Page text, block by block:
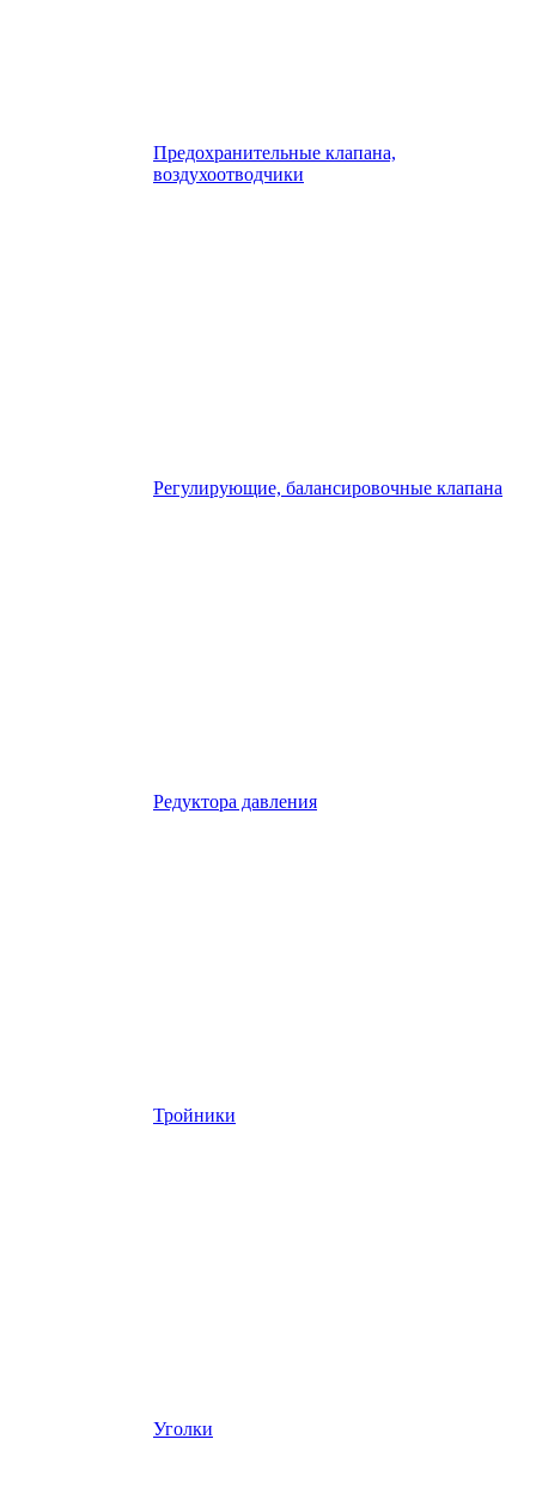
Предохранительные клапана,
воздухоотводчики
Регулирующие, балансировочные клапана
Редуктора давления
Тройники
Уголки